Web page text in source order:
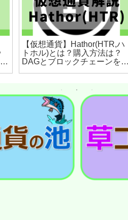
【仮想通貨】Hathor(HTR,ハ
トホル)とは？購入方法は？
DAGとブロックチェーンを組
ティ技術者が解説！(2022年8
月最新)